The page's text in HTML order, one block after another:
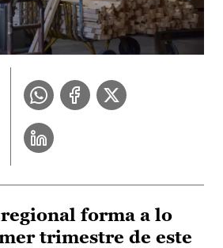
forma a lo
trimestre de este